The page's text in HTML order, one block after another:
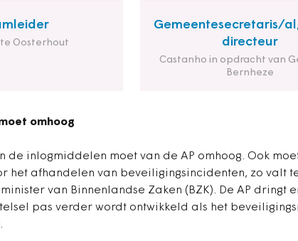
Oosterhout
Gemeentesecretaris/
directeur
Castanho in opdracht van
Bernheze
omhoog
de inlogmiddelen moet van de AP omhoog. Ook
het afhandelen van beveiligingsincidenten, zo valt
van Binnenlandse Zaken (BZK). De AP dringt
pas verder wordt ontwikkeld als het